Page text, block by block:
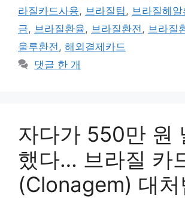
라질카드사용, 브라질팁, 브라질헤알
금, 브라질환율, 브라질환전, 브라질
울루환전, 해외결제카드
댓글 한 개
자다가 550만 원
했다… 브라질 카
(Clonagem) 대처